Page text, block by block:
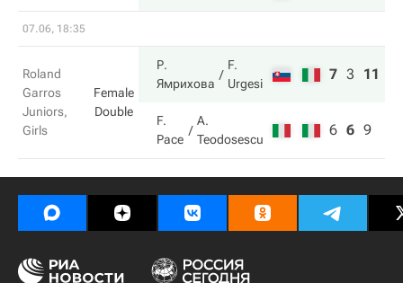
07.06, 18:35
Roland
Garros
Juniors,
Girls
Female
Double
Р.
Ямрихова
F.
Urgesi
7 3 11
F.
Pace
A.
Teodosescu
6 6 9